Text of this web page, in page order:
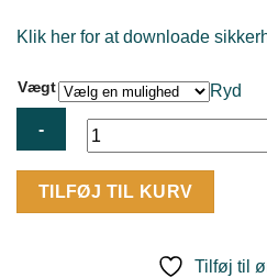
Klik her for at downloade
Vægt Ryd
Universalfarve
TILFØJ TIL KURV
Tilføj til